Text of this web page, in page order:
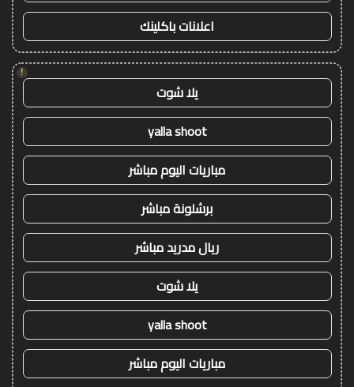
اعلانات باكلينك
!
يلا شوت
yalla shoot
مباريات اليوم مباشر
برشلونة مباشر
ريال مدريد مباشر
يلا شوت
yalla shoot
مباريات اليوم مباشر